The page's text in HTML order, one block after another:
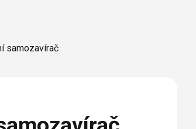
Barevné řešení
samozavírač